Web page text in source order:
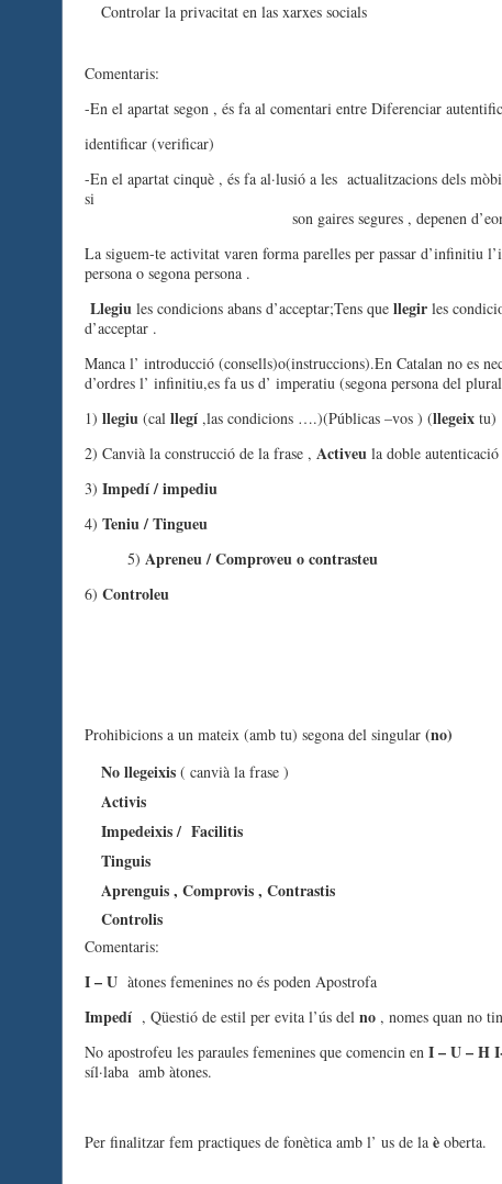
Controlar la privacitat en las xarxes socials
Comentaris:
-En el apartat segon , és fa al comentari entre Diferenciar
identificar (verificar)
-En el apartat cinquè , és fa al·lusió a les actualitzacions dels
si
son gaires segures , depenen d’eon
La siguem-te activitat varen forma parelles per passar d’infinitiu
persona o segona persona .
Llegiules condicions abans d’acceptar;Tens quellegirles
d’acceptar .
Manca l’ introducció (consells)o(instruccions).En Catalan no es
d’ordres l’ infinitiu,es fa us d’ imperatiu (segona persona del
1) llegiu(cal llegí,las condicions ….)(Públicas –vos ) (llegeixtu)
2) Canvià la construcció de la frase , Activeu la doble autenticació
3) Impedí / impediu
4) Teniu / Tingueu
5) Apreneu / Comproveu o contrasteu
6) Controleu
Prohibicions a un mateix (amb tu) segona del singular (no)
No llegeixis ( canvià la frase )
Activis
Impedeixis / Facilitis
Tinguis
Aprenguis , Comprovis , Contrastis
Controlis
Comentaris:
I – Uàtones femenines no és poden Apostrofa
Impedí , Qüestió de estil per evita l’ús del no, nomes quan no
No apostrofeu les paraules femenines que comencin en I – U – H
síl·laba amb àtones.
Per finalitzar fem practiques de fonètica amb l’ us de la èoberta.